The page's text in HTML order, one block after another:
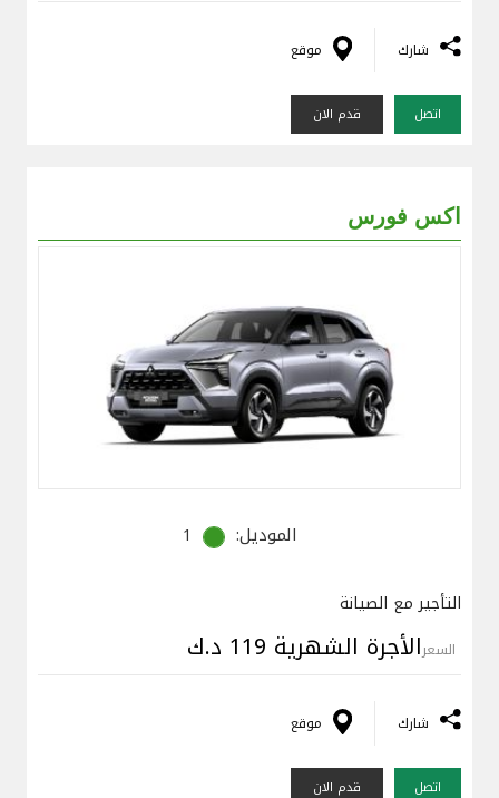
شارك موقع
اتصل قدم الان
اكس فورس
الموديل: 1
التأجير مع الصيانة
السعرالأجرة الشهرية 119 د.ك
شارك موقع
اتصل قدم الان